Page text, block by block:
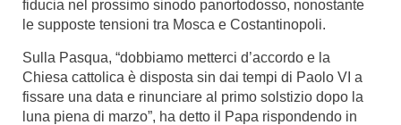
fiducia nel prossimo sinodo panortodosso, nonostante
le supposte tensioni tra Mosca e Costantinopoli.
Sulla Pasqua, “dobbiamo metterci d’accordo e la
Chiesa cattolica è disposta sin dai tempi di Paolo VI a
fissare una data e rinunciare al primo solstizio dopo la
luna piena di marzo”, ha detto il Papa rispondendo in